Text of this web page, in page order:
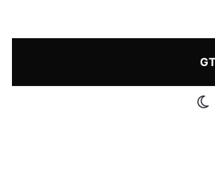
الوضع المظلم